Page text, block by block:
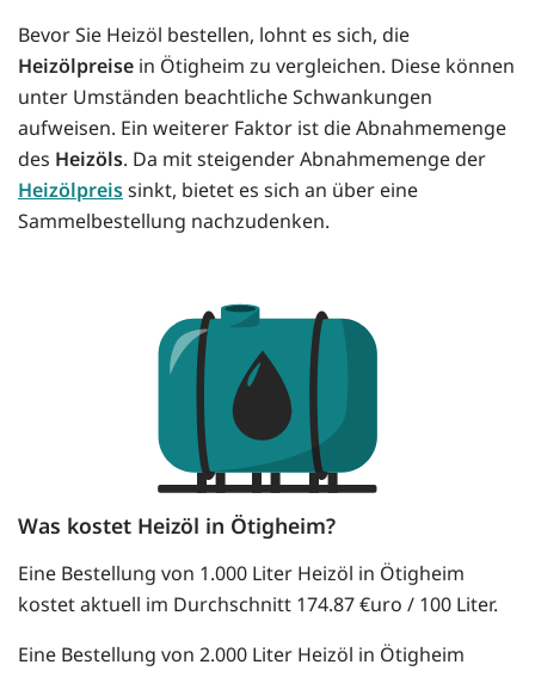
Bevor Sie Heizöl bestellen, lohnt es sich, die
Heizölpreise in Ötigheim zu vergleichen. Diese können
unter Umständen beachtliche Schwankungen
aufweisen. Ein weiterer Faktor ist die Abnahmemenge
des Heizöls. Da mit steigender Abnahmemenge der
Heizölpreissinkt, bietet es sich an über eine
Sammelbestellung nachzudenken.
Was kostet Heizöl in Ötigheim?
Eine Bestellung von 1.000 Liter Heizöl in Ötigheim
kostet aktuell im Durchschnitt 174.87 €uro / 100 Liter.
Eine Bestellung von 2.000 Liter Heizöl in Ötigheim